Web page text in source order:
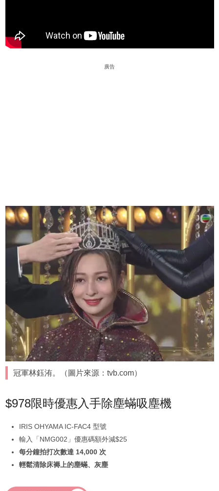
廣告
冠軍林鈺洧。（圖片來源：tvb.com）
$978限時優惠入手除塵蟎吸塵機
IRIS OHYAMA IC-FAC4 型號
輸入「NMG002」優惠碼額外減$25
每分鐘拍打次數達 14,000 次
輕鬆清除床褥上的塵蟎、灰塵